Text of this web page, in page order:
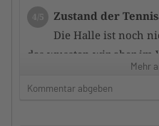
5/5
Hatten das AS
Alles bestens, gute
Halbpension und schöner
4/5
Zustand der
Die Halle ist noch
das wussten wir aber im
3/5
Zufriedenheit mit
Mehr
Kommentar abgeben